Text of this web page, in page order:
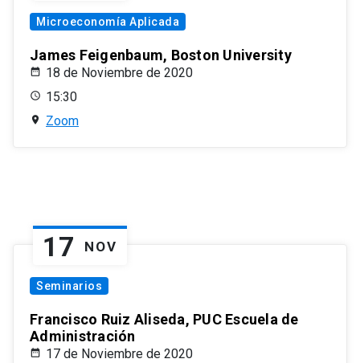
Microeconomía Aplicada
James Feigenbaum, Boston University
18 de Noviembre de 2020
15:30
Zoom
17 NOV
Seminarios
Francisco Ruiz Aliseda, PUC Escuela de
Administración
17 de Noviembre de 2020